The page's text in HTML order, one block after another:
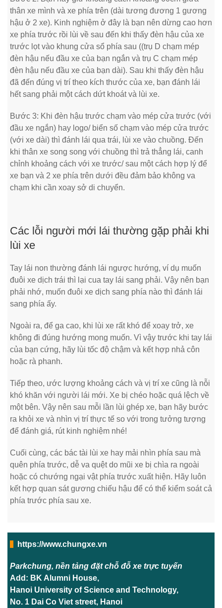
thân xe mình và xe phía trên (dài tương đương 1 gương
hậu ở 2 xe). Kinh nghiệm ở đây là bạn nên dừng cao hơn
xe phía trước rồi lùi về sau đến khi thấy đèn hậu của xe
trước lọt vào khung cửa sổ phía sau ((trụ D chạm mép
đèn hậu nếu đầu xe của bạn ngắn và trụ C chạm mép
đèn hậu nếu đầu xe của bạn dài). Sau khi thấy đèn hậu
đã đến đúng vị trí theo kích thước của xe, bạn đánh lái
hết sang phải một cách dứt khoát và lùi xe.
Bước 3: Khi đèn hậu trước chạm vào mép cửa trước (với
đầu xe ngắn) hay logo/ biển số chạm vào mép cửa trước
(với xe dài) thì đánh lái qua trái, lùi xe vào chuồng. Đến
khi thân xe song song với chuồng thì trả thẳng lái, canh
chỉnh khoảng cách với xe trước/ sau một cách hợp lý để
xe bạn và 2 xe phía trên dưới đều đảm bảo không va
chạm khi cần xoay sở di chuyển.
Các lỗi người mới lái thường gặp phải khi
lùi xe
Tay lái non thường đánh lái ngược hướng, ví dụ muốn
đuôi xe dịch trái thì lại cua tay lái sang phải. Vậy nên bạn
phải nhớ, muốn đuôi xe dịch sang phía nào thì đánh lái
sang phía ấy.
Ngoài ra, để ga cao, khi lùi xe rất khó để xoay trở, xe
không đi đúng hướng mong muốn. Vì vậy trước khi tay lái
của bạn cứng, hãy lùi tốc độ chậm và kết hợp nhả côn
hoặc rà phanh.
Tiếp theo, ước lượng khoảng cách và vị trí xe cũng là nỗi
khó khăn với người lái mới. Xe bị chéo hoặc quá lệch về
một bên. Vậy nên sau mỗi lần lùi ghép xe, bạn hãy bước
ra khỏi xe và nhìn vị trí thực tế so với trong tưởng tượng
để đánh giá, rút kinh nghiệm nhé!
Cuối cùng, các bác tài lùi xe hay mải nhìn phía sau mà
quên phía trước, dễ va quệt do mũi xe bị chìa ra ngoài
hoặc có chướng ngại vật phía trước xuất hiện. Hãy luôn
kết hợp quan sát gương chiếu hậu để có thể kiểm soát cả
phía trước phía sau xe.
https://www.chungxe.vn
Parkchung, nền tảng đặt chỗ đỗ xe trực tuyến
Add: BK Alumni House,
Hanoi University of Science and Technology,
No. 1 Dai Co Viet street, Hanoi